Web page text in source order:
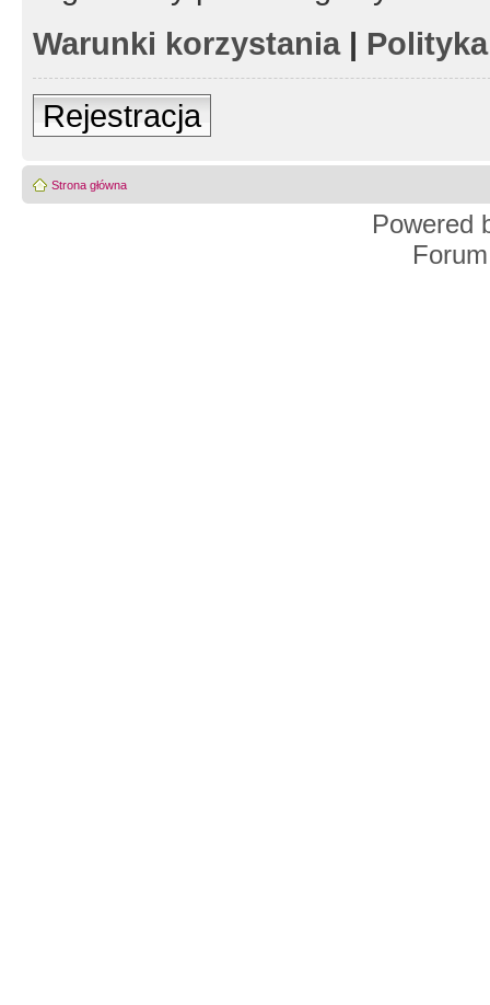
Warunki korzystania|
Rejestracja
Strona główna
Powered